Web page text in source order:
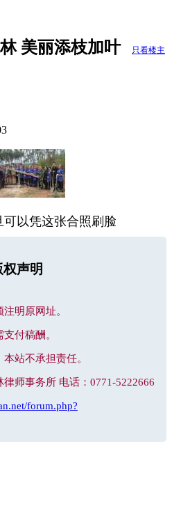
美丽添枝加叶 只看楼主
以凭这张合照刷脸
权声明
明原网址。
付稿酬。
站不承担责任。
师事务所 电话：0771-5222666
forum.php?